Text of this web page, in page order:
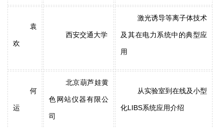
袁
欢
西安交通大学
激光诱导等离子体技术
及其在电力系统中的典型应
用
何
运
北京葫芦娃黄
色网站仪器有限公
司
从实验室到在线及小型
化LIBS系统应用介绍